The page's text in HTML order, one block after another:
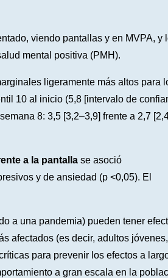
viendo pantallas y en MVPA, y
mental positiva (PMH).
ligeramente más altos para
10 al inicio (5,8 [intervalo de
8: 3,5 [3,2–3,9] frente a 2,7
a la pantalla se asoció
y de ansiedad (p <0,05). El
a una pandemia) pueden tener
afectados (es decir, adultos jóvenes,
para prevenir los efectos a
a gran escala en la